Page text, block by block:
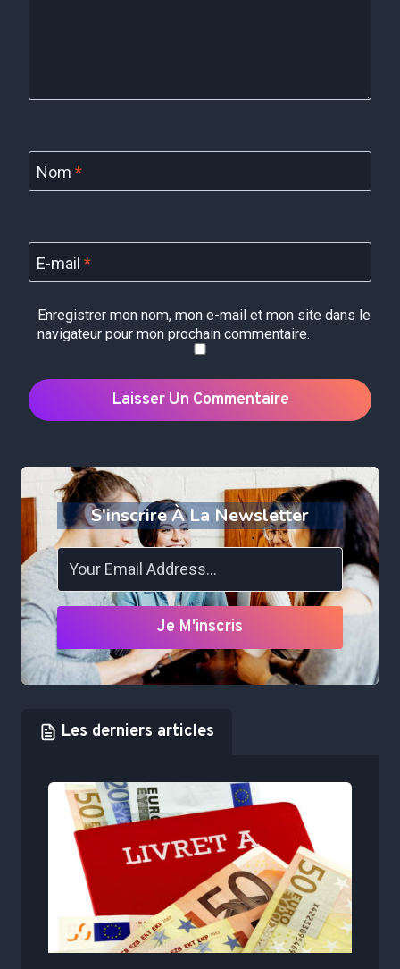
Nom *
E-mail *
Enregistrer mon nom, mon e-mail et mon site dans le
navigateur pour mon prochain commentaire.
S'inscrire À La Newsletter
Je M'inscris
Les derniers articles